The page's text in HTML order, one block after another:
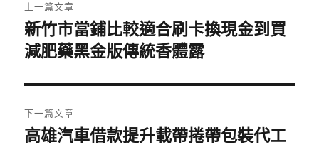
章
導
覽
上一篇文章
上
一
文
章:
新竹市當鋪比較適合刷卡換現金到買
減肥藥黑金版傳統香體露
下一篇文章
下
高雄汽車借款提升載帶捲帶包裝代工